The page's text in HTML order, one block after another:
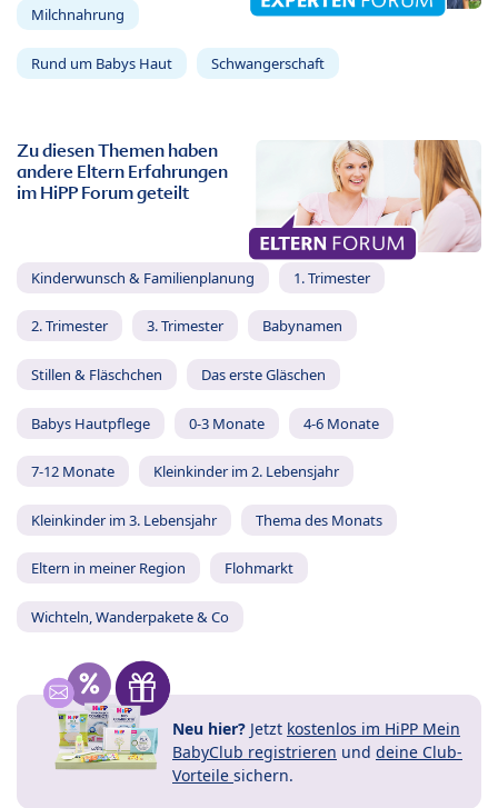
Milchnahrung
Rund um Babys Haut Schwangerschaft
Zu diesen Themen haben
andere Eltern Erfahrungen
im HiPP Forum geteilt
Kinderwunsch & Familienplanung 1. Trimester
2. Trimester 3. Trimester Babynamen
Stillen & Fläschchen Das erste Gläschen
Babys Hautpflege 0-3 Monate 4-6 Monate
7-12 Monate Kleinkinder im 2. Lebensjahr
Kleinkinder im 3. Lebensjahr Thema des Monats
Eltern in meiner Region Flohmarkt
Wichteln, Wanderpakete & Co
Neu hier? Jetzt kostenlos im HiPP Mein
BabyClub registrieren und deine Club-
Vorteile sichern.